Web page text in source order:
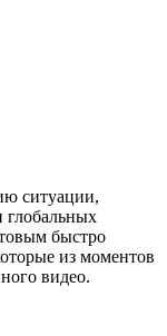
ситуации,
глобальных
быстро
из моментов
видео.